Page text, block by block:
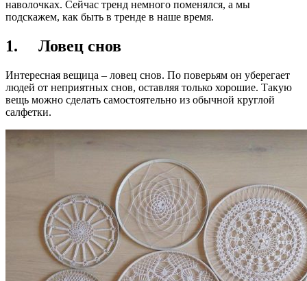
наволочках. Сейчас тренд немного поменялся, а мы
подскажем, как быть в тренде в наше время.
1. Ловец снов
Интересная вещица – ловец снов. По поверьям он уберегает
людей от неприятных снов, оставляя только хорошие. Такую
вещь можно сделать самостоятельно из обычной круглой
салфетки.